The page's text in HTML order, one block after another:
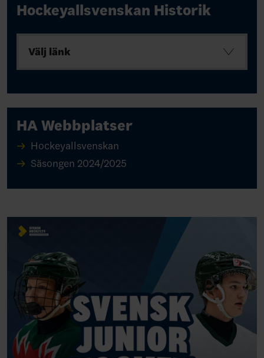
Hockeyallsvenskan Historik
Välj länk
HA Webbplatser
Hockeyallsvenskan
Säsongen 2024/2025